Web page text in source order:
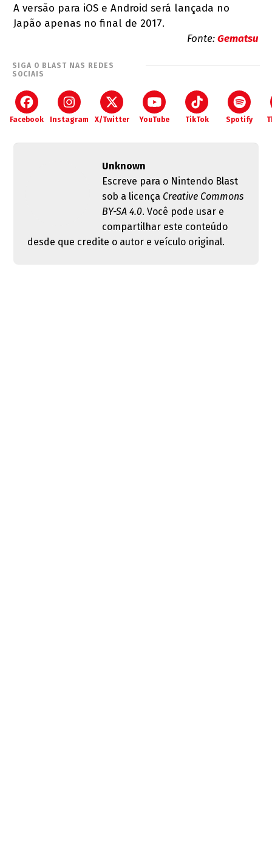
A versão para iOS e Android será lançada no
Japão apenas no final de 2017.
Fonte:Gematsu
SIGA O BLAST NAS REDES
SOCIAIS
Facebook Instagram X/Twitter YouTube TikTok Spotify
Unknown
Escreve para o Nintendo Blast
sob a licença Creative Commons
BY-SA 4.0. Você pode usar e
compartilhar este conteúdo
desde que credite o autor e veículo original.